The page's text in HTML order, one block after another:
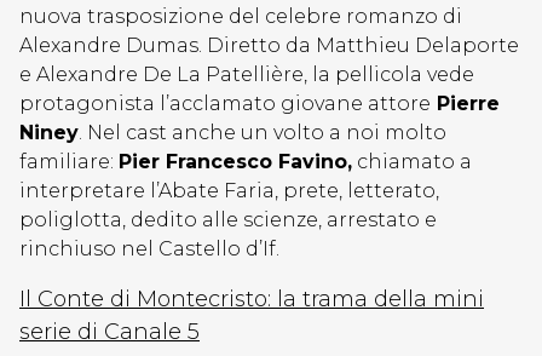
nuova trasposizione del celebre romanzo di
Alexandre Dumas. Diretto da Matthieu Delaporte
e Alexandre De La Patellière, la pellicola vede
protagonista l’acclamato giovane attore Pierre
Niney. Nel cast anche un volto a noi molto
familiare: Pier Francesco Favino, chiamato a
interpretare l’Abate Faria, prete, letterato,
poliglotta, dedito alle scienze, arrestato e
rinchiuso nel Castello d’If.
Il Conte di Montecristo: la trama della mini
serie di Canale 5